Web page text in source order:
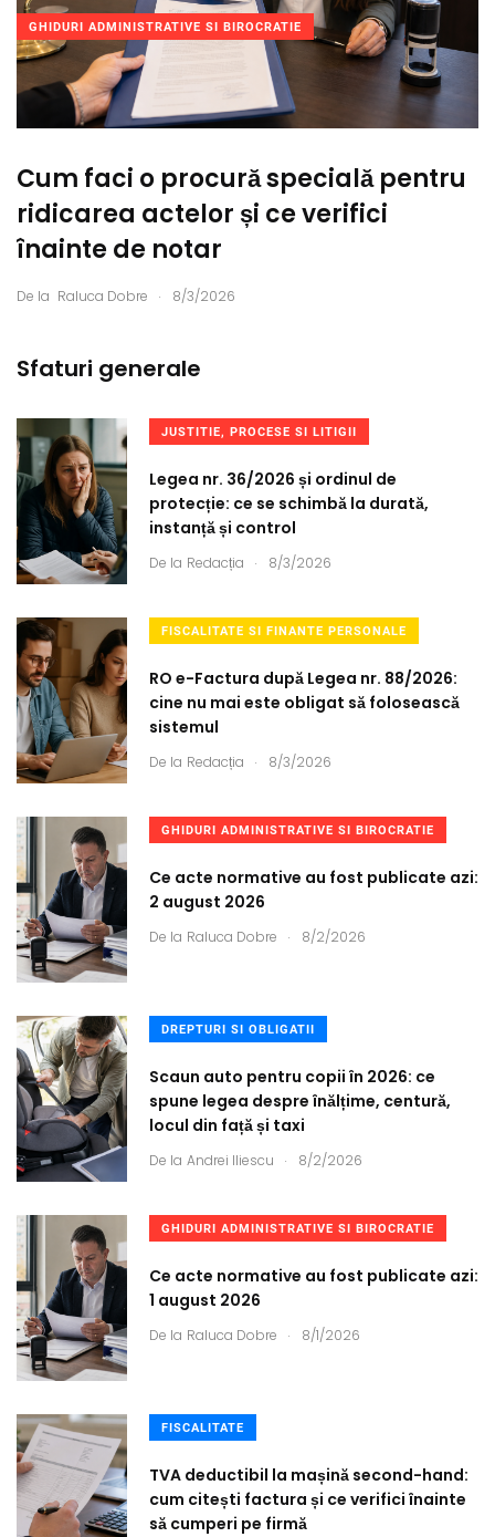
GHIDURI ADMINISTRATIVE SI BIROCRATIE
Cum faci o procură specială pentru
ridicarea actelor și ce verifici
înainte de notar
De la Raluca Dobre . 8/3/2026
Sfaturi generale
JUSTITIE, PROCESE SI LITIGII
Legea nr. 36/2026 și ordinul de
protecție: ce se schimbă la durată,
instanță și control
De la Redacția . 8/3/2026
FISCALITATE SI FINANTE PERSONALE
RO e-Factura după Legea nr. 88/2026:
cine nu mai este obligat să folosească
sistemul
De la Redacția . 8/3/2026
GHIDURI ADMINISTRATIVE SI BIROCRATIE
Ce acte normative au fost publicate azi:
2 august 2026
De la Raluca Dobre . 8/2/2026
DREPTURI SI OBLIGATII
Scaun auto pentru copii în 2026: ce
spune legea despre înălțime, centură,
locul din față și taxi
De la Andrei Iliescu . 8/2/2026
GHIDURI ADMINISTRATIVE SI BIROCRATIE
Ce acte normative au fost publicate azi:
1 august 2026
De la Raluca Dobre . 8/1/2026
FISCALITATE
TVA deductibil la mașină second-hand:
cum citești factura și ce verifici înainte
să cumperi pe firmă